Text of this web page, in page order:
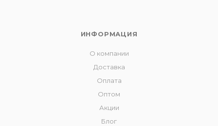
ИНФОРМАЦИЯ
О компании
Доставка
Оплата
Оптом
Акции
Блог